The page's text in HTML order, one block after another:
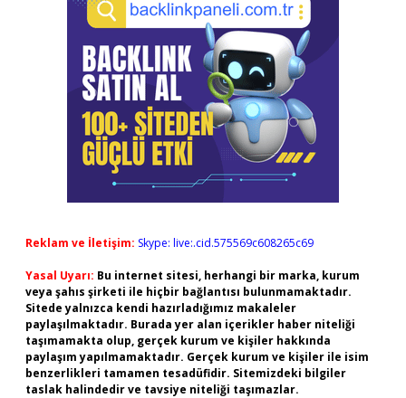
Reklam ve İletişim: Skype: live:.cid.575569c608265c69
Yasal Uyarı: Bu internet sitesi, herhangi bir marka, kurum
veya şahıs şirketi ile hiçbir bağlantısı bulunmamaktadır.
Sitede yalnızca kendi hazırladığımız makaleler
paylaşılmaktadır. Burada yer alan içerikler haber niteliği
taşımamakta olup, gerçek kurum ve kişiler hakkında
paylaşım yapılmamaktadır. Gerçek kurum ve kişiler ile isim
benzerlikleri tamamen tesadüfidir. Sitemizdeki bilgiler
taslak halindedir ve tavsiye niteliği taşımazlar.